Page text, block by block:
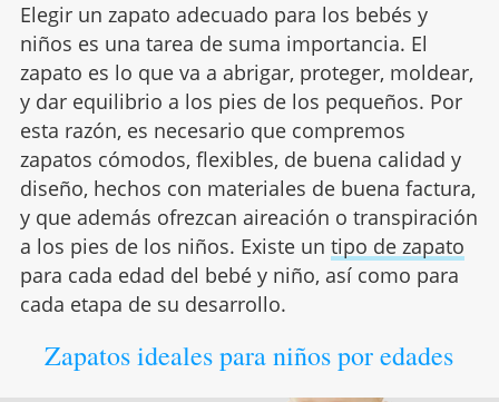
Elegir un zapato adecuado para los bebés y
niños es una tarea de suma importancia. El
zapato es lo que va a abrigar, proteger, moldear,
y dar equilibrio a los pies de los pequeños. Por
esta razón, es necesario que compremos
zapatos cómodos, flexibles, de buena calidad y
diseño, hechos con materiales de buena factura,
y que además ofrezcan aireación o transpiración
a los pies de los niños. Existe un tipo de zapato
para cada edad del bebé y niño, así como para
cada etapa de su desarrollo.
Zapatos ideales para niños por edades